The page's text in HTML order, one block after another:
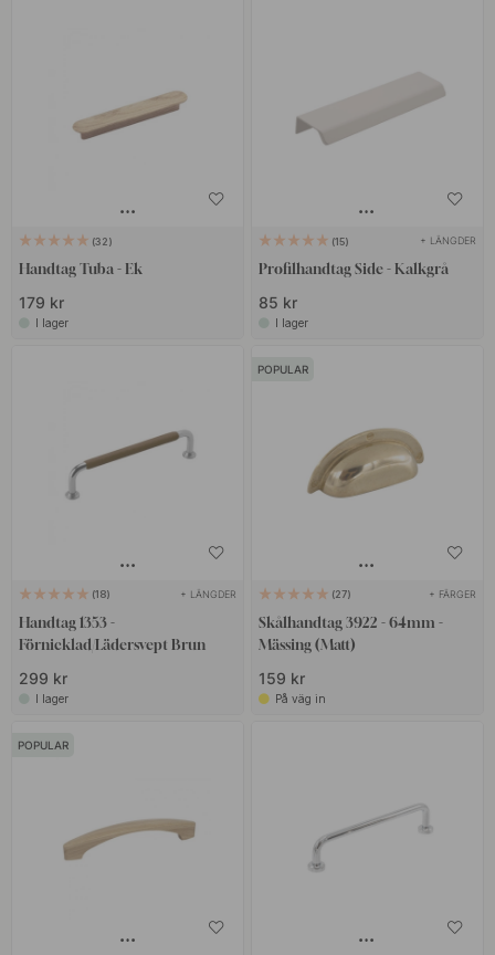
32
Handtag Tuba - Ek
179 kr
I lager
15 + LÄNGDER
Profilhandtag Side - Kalkgrå
85 kr
I lager
18 + LÄNGDER
Handtag 1353 -
Förnicklad/Lädersvept Brun
299 kr
I lager
POPULAR
27 + FÄRGER
Skålhandtag 3922 - 64mm -
Mässing (Matt)
159 kr
På väg in
POPULAR